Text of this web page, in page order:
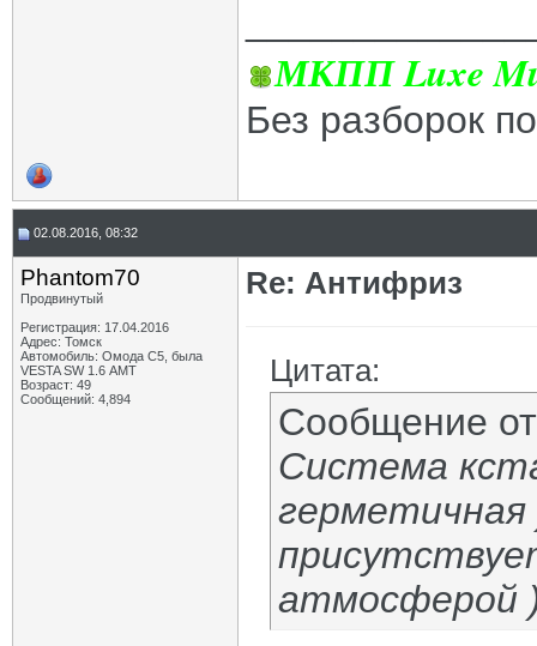
МКПП Luxe
Без разборок
02.08.2016, 08:32
Phantom70
Продвинутый
Регистрация: 17.04.2016
Адрес: Томск
Автомобиль: Омода С5, была
VESTA SW 1.6 АМТ
Возраст: 49
Сообщений: 4,894
Re: Антифриз
Цитата:
Сообщение
Система
атмосферой